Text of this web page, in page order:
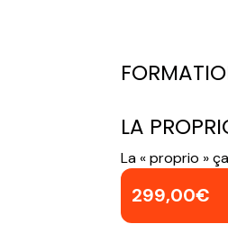
LA
La « proprio »
299,00€